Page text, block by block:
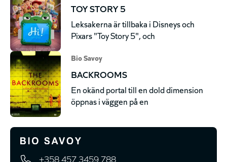
TOY STORY 5
Leksakerna är tillbaka i Disneys och
Pixars "Toy Story 5", och
Bio Savoy
BACKROOMS
En okänd portal till en dold dimension
öppnas i väggen på en
+358 457 3459 788